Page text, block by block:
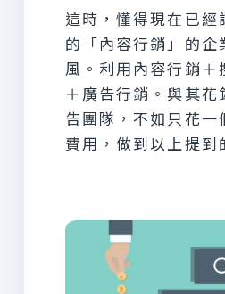
這時，懂得現在已經
的「內容行銷」的企
風。利用內容行銷＋
＋廣告行銷。與其花
告團隊，不如只花一
費用，做到以上提到